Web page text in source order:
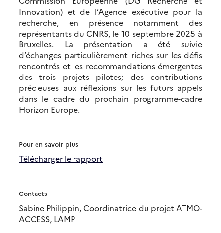
Innovation) et de l’Agence exécutive pour la
recherche, en présence notamment des
représentants du CNRS, le 10 septembre 2025 à
Bruxelles. La présentation a été suivie
d’échanges particulièrement riches sur les défis
rencontrés et les recommandations émergentes
des trois projets pilotes; des contributions
précieuses aux réflexions sur les futurs appels
dans le cadre du prochain programme-cadre
Horizon Europe.
Pour en savoir plus
Télécharger le rapport
Contacts
Sabine Philippin, Coordinatrice du projet ATMO-
ACCESS, LAMP